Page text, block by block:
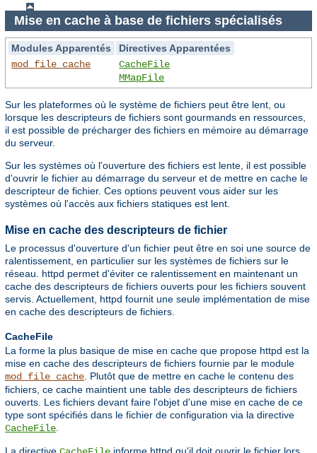
Mise en cache à base de fichiers spécialisés
Modules Apparentés
Directives Apparentées
mod_file_cache
CacheFile
MMapFile
Sur les plateformes où le système de fichiers peut être lent, ou
lorsque les descripteurs de fichiers sont gourmands en ressources,
il est possible de précharger des fichiers en mémoire au démarrage
du serveur.
Sur les systèmes où l'ouverture des fichiers est lente, il est possible
d'ouvrir le fichier au démarrage du serveur et de mettre en cache le
descripteur de fichier. Ces options peuvent vous aider sur les
systèmes où l'accès aux fichiers statiques est lent.
Mise en cache des descripteurs de fichier
Le processus d'ouverture d'un fichier peut être en soi une source de
ralentissement, en particulier sur les systèmes de fichiers sur le
réseau. httpd permet d'éviter ce ralentissement en maintenant un
cache des descripteurs de fichiers ouverts pour les fichiers souvent
servis. Actuellement, httpd fournit une seule implémentation de mise
en cache des descripteurs de fichiers.
CacheFile
La forme la plus basique de mise en cache que propose httpd est la
mise en cache des descripteurs de fichiers fournie par le module
mod_file_cache . Plutôt que de mettre en cache le contenu des
fichiers, ce cache maintient une table des descripteurs de fichiers
ouverts. Les fichiers devant faire l'objet d'une mise en cache de ce
type sont spécifiés dans le fichier de configuration via la directive
CacheFile
La directive informe httpd qu'il doit ouvrir le fichier lors